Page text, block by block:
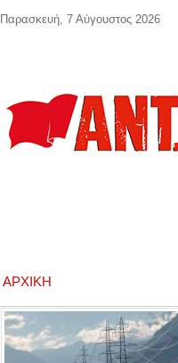
ΑΡΧΙΚΉ
Παρασκευή, 7 Αύγουστος 2026